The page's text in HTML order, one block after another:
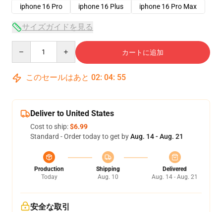
iphone 16 Pro
iphone 16 Plus iphone 16 Pro Max
サイズガイドを見る
カートに追加
このセールはあと 02: 04: 54
Deliver to United States
Cost to ship:$6.99
Standard - Order today to get byAug. 14 - Aug. 21
Production
Today
Shipping
Aug. 10
Delivered
Aug. 14 - Aug. 21
安全な取引